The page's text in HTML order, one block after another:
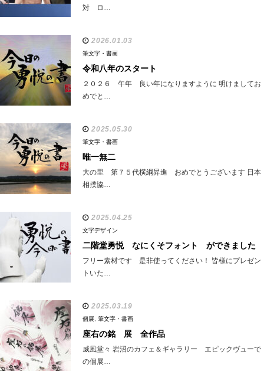
対 ロ…
2026.01.03
筆文字・書画
令和八年のスタート
２０２６ 午年 良い年になりますように 明けましてお
めでと…
2025.05.30
筆文字・書画
唯一無二
大の里 第７５代横綱昇進 おめでとうございます 日本
相撲協…
2025.04.25
文字デザイン
二階堂勇悦 なにくそフォント ができました
フリー素材です 是非使ってください！ 皆様にプレゼン
トいた…
2025.03.19
個展 筆文字・書画
座右の銘 展 全作品
威風堂々 岩沼のカフェ＆ギャラリー エピックヴューで
の個展…